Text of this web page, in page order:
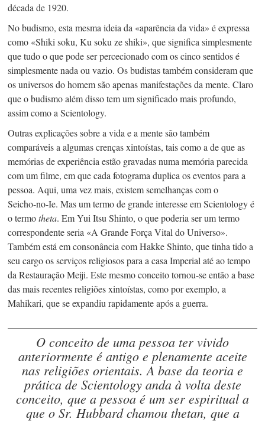
década de 1920.
No budismo, esta mesma ideia da «aparência da vida» é expressa
como «Shiki soku, Ku soku ze shiki», que significa simplesmente
que tudo o que pode ser percecionado com os cinco sentidos é
simplesmente nada ou vazio. Os budistas também consideram que
os universos do homem são apenas manifestações da mente. Claro
que o budismo além disso tem um significado mais profundo,
assim como a Scientology.
Outras explicações sobre a vida e a mente são também
comparáveis a algumas crenças xintoístas, tais como a de que as
memórias de experiência estão gravadas numa memória parecida
com um filme, em que cada fotograma duplica os eventos para a
pessoa. Aqui, uma vez mais, existem semelhanças com o
Seicho-no-Ie. Mas um termo de grande interesse em Scientology é
o termotheta. Em Yui Itsu Shinto, o que poderia ser um termo
correspondente seria «A Grande Força Vital do Universo».
Também está em consonância com Hakke Shinto, que tinha tido a
seu cargo os serviços religiosos para a casa Imperial até ao tempo
da Restauração Meiji. Este mesmo conceitotornou-seentão a base
das mais recentes religiões xintoístas, como por exemplo, a
Mahikari, que se expandiu rapidamente após a guerra.
O conceito de uma pessoa ter vivido
anteriormente é antigo e plenamente aceite
nas religiões orientais. A base da teoria e
prática de Scientology anda à volta deste
conceito, que a pessoa é um ser espiritual a
que o Sr. Hubbardchamou thetan, que a